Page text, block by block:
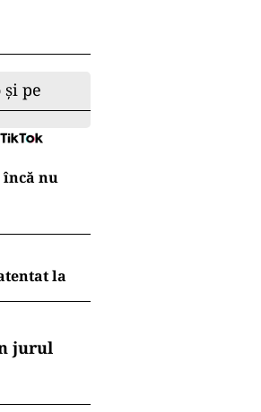
pe
nu
la
jurul